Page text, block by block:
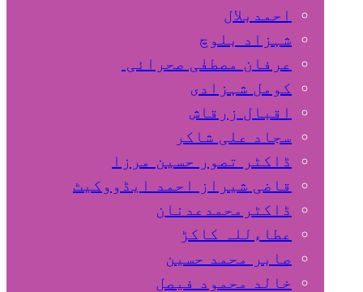
اﺣﻤﺪﺑﻼل
شہزاد بلوچ
عرفان مصطفٰی صحرائی
کومل شہزادی
اقبال زرقاش
سجاد علی شاکر
ڈاکٹر تصور حسین مرزا
قاضی شیراز احمد ایڈووکیٹ
ڈاکٹرمحمدعدنان
عطاءللہ کاکڑ
صابر محمد حسین
خالد محمود فیصل